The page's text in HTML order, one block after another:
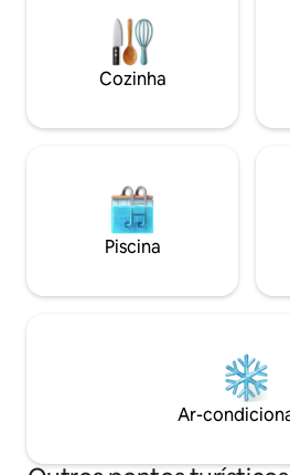
supermercado e um posto de
1 minuto de distância.
Cozinha
Piscina
Ar-